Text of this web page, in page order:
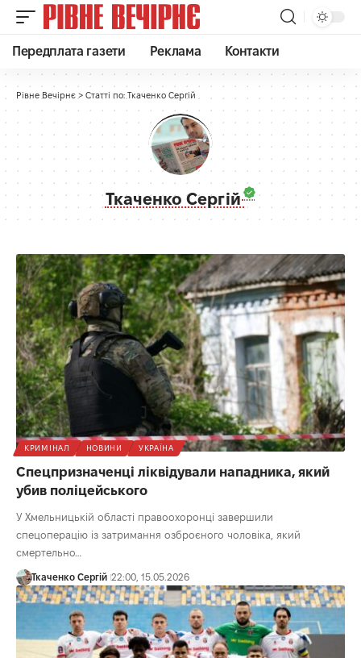
Передплата газети Реклама Контакти
Рівне Вечірнє > Статті по: Ткаченко Сергій
Ткаченко Сергій
КРИМІНАЛ НОВИНИ УКРАЇНА
Спецпризначенці ліквідували нападника, який
убив поліцейського
У Хмельницькій області правоохоронці завершили
спецоперацію із затримання озброєного чоловіка, який
смертельно…
Ткаченко Сергій 22:00, 15.05.2026